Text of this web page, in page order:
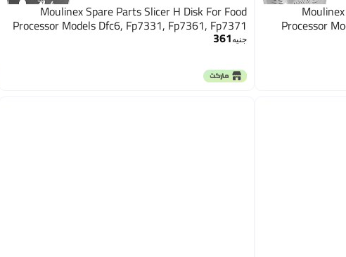
Processor
Moulinex Spare Parts Slicer H Disk For Food
Processor Models Dfc6, Fp7331, Fp7361, Fp7371
جنيه361